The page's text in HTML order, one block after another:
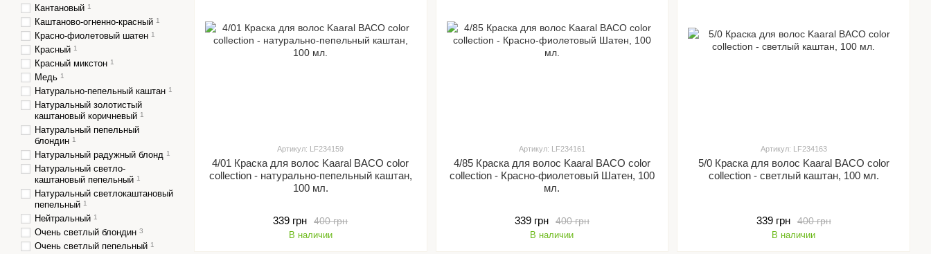
Артикул: LF234159
4/01 Краска для волос Kaaral BACO color
collection - натурально-пепельный каштан,
100 мл.
400 грн
339 грн
В наличии
Артикул: LF234161
4/85 Краска для волос Kaaral BACO color
collection - Красно-фиолетовый Шатен, 100
мл.
400 грн
339 грн
В наличии
Артикул: LF234163
5/0 Краска для волос Kaaral BACO color
collection - светлый каштан, 100 мл.
400 грн
339 грн
В наличии
Кантановый 1
Каштаново-огненно-красный 1
Красно-фиолетовый шатен 1
Красный 1
Красный микстон 1
Медь 1
Натурально-пепельный каштан 1
Натуральный золотистый
каштановый коричневый 1
Натуральный пепельный
блондин 1
Натуральный радужный блонд 1
Натуральный светло-
каштановый пепельный 1
Натуральный светлокаштановый
пепельный 1
Нейтральный 1
Очень светлый блондин 3
Очень светлый пепельный 1